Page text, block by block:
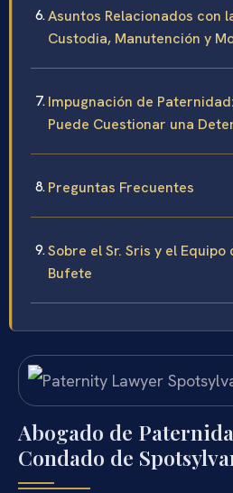
Asuntos Relacionados con
Custodia, Manutención y
Impugnación de
Puede Cuestionar una
Preguntas Frecuentes
Sobre el Sr. Sris y el
Bufete
Abogado de
Condado de